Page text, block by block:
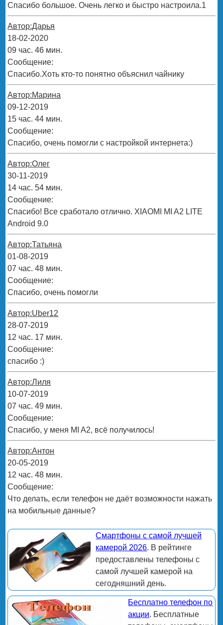
Спасибо большое. Очень легко и быстро настроила.1
Автор:Дарья
18-02-2020
09 час. 46 мин.
Сообщение:
Спасибо.Хоть кто-то понятно объяснил чайнику
Автор:Марина
09-12-2019
15 час. 44 мин.
Сообщение:
Спасибо, очень помогли с настройкой интернета:)
Автор:Олег
30-11-2019
14 час. 54 мин.
Сообщение:
Спасибо! Все сработало отлично. XIAOMI MI A2 LITE
Android 9.0
Автор:Татьяна
01-08-2019
07 час. 48 мин.
Сообщение:
Спасибо, очень помогли
Автор:Uber12
28-07-2019
12 час. 17 мин.
Сообщение:
спасибо :)
Автор:Лиля
10-07-2019
07 час. 49 мин.
Сообщение:
Спасибо, у меня MI A2, всё получилось!
Автор:Антон
20-05-2019
12 час. 48 мин.
Сообщение:
Что делать, если телефон не даёт возможности нажать
на мобильные данные?
Смартфоны с самой лучшей
камерой 2026. В рейтинге
предоставлены телефоны с
самой лучшей камерой на
сегодняшний день.
Бесплатно телефон по
акции. Бесплатные